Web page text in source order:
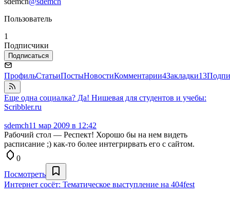
Пользователь
1
Подписчики
Подписаться
ПрофильСтатьиПостыНовостиКомментарии4Закладки13
Еще одна социалка? Да! Нишевая для студентов и учебы:
Scribbler.ru
sdemch11 мар 2009 в 12:42
Рабочий стол — Респект! Хорошо бы на нем видеть
расписание ;) как-то более интегрирвать его с сайтом.
0
Посмотреть
Интернет сосёт: Тематическое выступление на 404fest